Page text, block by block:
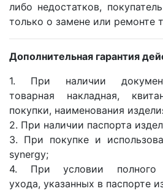
либо недостатков,
только о замене или ремонте
Дополнительная гарантия
1. При наличии
товарная накладная,
покупки, наименования
2. При наличии паспорта
3. При покупке и
synergy;
4. При условии полного
ухода, указанных в паспорте